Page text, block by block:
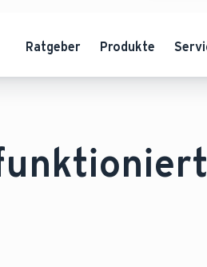
Ratgeber Produkte